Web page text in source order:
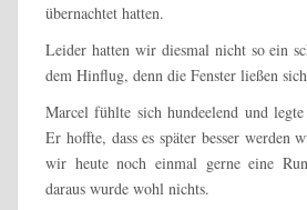
übernachtet hatten.
Leider hatten wir diesmal nicht so ein
dem Hinflug, denn die Fenster ließen
Marcel fühlte sich hundeelend und
Er hoffte, dass es später besser werden
wir heute noch einmal gerne eine
daraus wurde wohl nichts.